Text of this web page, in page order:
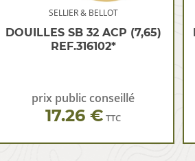
SELLIER & BELLOT
DOUILLES SB 32 ACP (7,65)
REF.316102*
prix public conseillé
17.26 € TTC